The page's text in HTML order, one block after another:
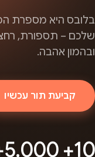
בלובס היא מספרת
שלכם – תספורת,
ובהמון אהבה.
קביעת תור עכשיו
10+
5,000+